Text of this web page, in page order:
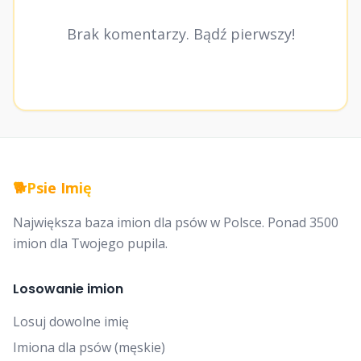
Brak komentarzy. Bądź pierwszy!
🐕Psie Imię
Największa baza imion dla psów w Polsce. Ponad 3500
imion dla Twojego pupila.
Losowanie imion
Losuj dowolne imię
Imiona dla psów (męskie)